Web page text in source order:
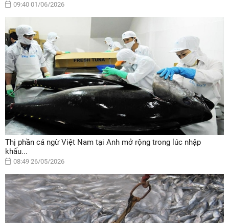
09:40 01/06/2026
Thị phần cá ngừ Việt Nam tại Anh mở rộng trong lúc nhập
khẩu...
08:49 26/05/2026